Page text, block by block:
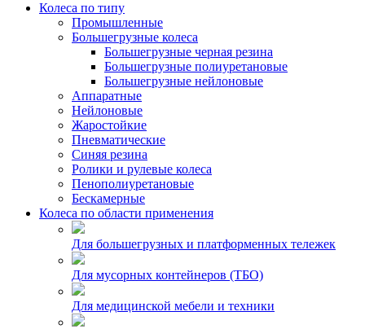
Колеса по типу
Промышленные
Большегрузные колеса
Большегрузные черная резина
Большегрузные полиуретановые
Большегрузные нейлоновые
Аппаратные
Нейлоновые
Жаростойкие
Пневматические
Синяя резина
Ролики и рулевые колеса
Пенополиуретановые
Бескамерные
Колеса по области применения
Для большегрузных и платформенных тележек
Для мусорных контейнеров (ТБО)
Для медицинской мебели и техники